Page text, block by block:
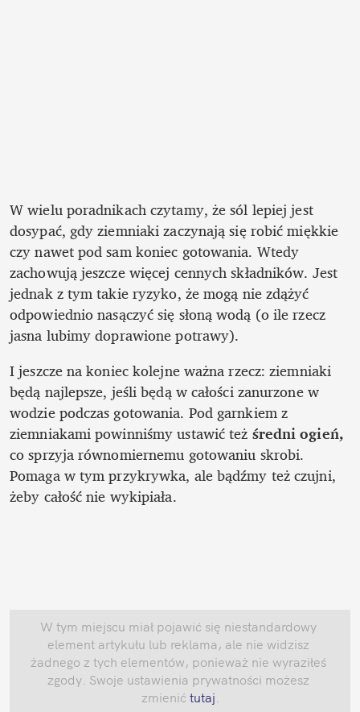
W wielu poradnikach czytamy, że sól lepiej jest
dosypać, gdy ziemniaki zaczynają się robić miękkie
czy nawet pod sam koniec gotowania. Wtedy
zachowują jeszcze więcej cennych składników. Jest
jednak z tym takie ryzyko, że mogą nie zdążyć
odpowiednio nasączyć się słoną wodą (o ile rzecz
jasna lubimy doprawione potrawy).
I jeszcze na koniec kolejne ważna rzecz: ziemniaki
będą najlepsze, jeśli będą w całości zanurzone w
wodzie podczas gotowania. Pod garnkiem z
ziemniakami powinniśmy ustawić też
co sprzyja równomiernemu gotowaniu skrobi.
Pomaga w tym przykrywka, ale bądźmy też czujni,
żeby całość nie wykipiała.
W tym miejscu miał pojawić się niestandardowy
element artykułu lub reklama, ale nie widzisz
żadnego z tych elementów, ponieważ nie wyraziłeś
zgody. Swoje ustawienia prywatności możesz
zmienić tutaj